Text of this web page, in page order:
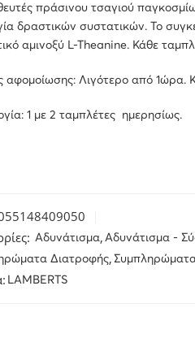
πράσινου τσαγιού
δραστικών συστατικών. Το
αμινοξύ L-Theanine. Κάθε
αφομοίωσης: Λιγότερο από 1ώρα.
1 με 2 ταμπλέτες ημερησίως.
Αδυνάτισμα, Αδυνάτισμα -
Διατροφής,
LAMBERTS